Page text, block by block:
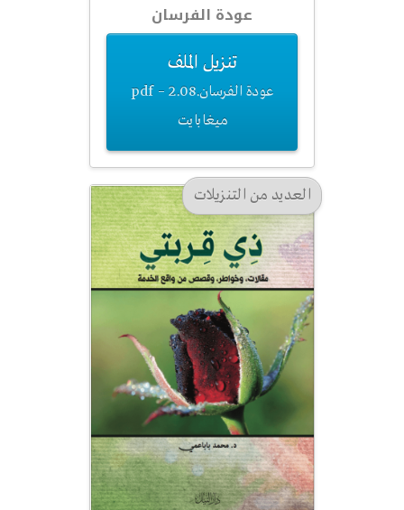
عودة الفرسان
تنزيل الملف
عودة الفرسان.pdf – 2.08
ميغابايت
العديد من التنزيلات